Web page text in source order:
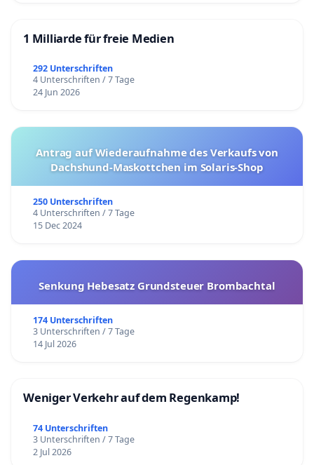
1 Milliarde für freie Medien
292 Unterschriften
4 Unterschriften / 7 Tage
24 Jun 2026
Antrag auf Wiederaufnahme des Verkaufs von
Dachshund-Maskottchen im Solaris-Shop
250 Unterschriften
4 Unterschriften / 7 Tage
15 Dec 2024
Senkung Hebesatz Grundsteuer Brombachtal
174 Unterschriften
3 Unterschriften / 7 Tage
14 Jul 2026
Weniger Verkehr auf dem Regenkamp!
74 Unterschriften
3 Unterschriften / 7 Tage
2 Jul 2026